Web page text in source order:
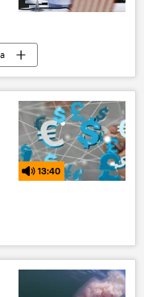
13:40
estatal